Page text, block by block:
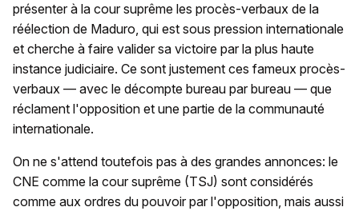
présenter à la cour suprême les procès-verbaux de la
réélection de Maduro, qui est sous pression internationale
et cherche à faire valider sa victoire par la plus haute
instance judiciaire. Ce sont justement ces fameux procès-
verbaux — avec le décompte bureau par bureau — que
réclament l'opposition et une partie de la communauté
internationale.
On ne s'attend toutefois pas à des grandes annonces: le
CNE comme la cour suprême (TSJ) sont considérés
comme aux ordres du pouvoir par l'opposition, mais aussi